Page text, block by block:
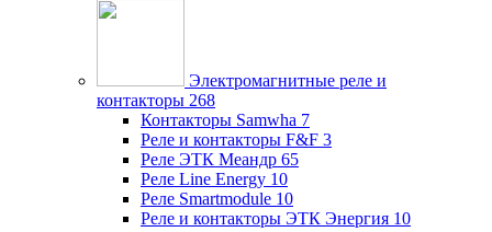
Электромагнитные реле и
контакторы 268
Контакторы Samwha 7
Реле и контакторы F&F 3
Реле ЭТК Меандр 65
Реле Line Energy 10
Реле Smartmodule 10
Реле и контакторы ЭТК Энергия 10